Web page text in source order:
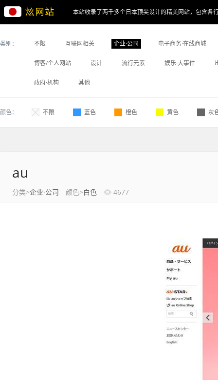
本站收录了两千多个日本顶尖设计的精美网站，包含各
类别： 不限 互联网相关 企业·公司 电子商务·在线商城
博客/个人网站 设计 流行元素 娱乐·大事件
政府·机构 其他
颜色： 不限 蓝色 橙色 黄色 灰
au
分类>企业·公司 颜色>白色 4677